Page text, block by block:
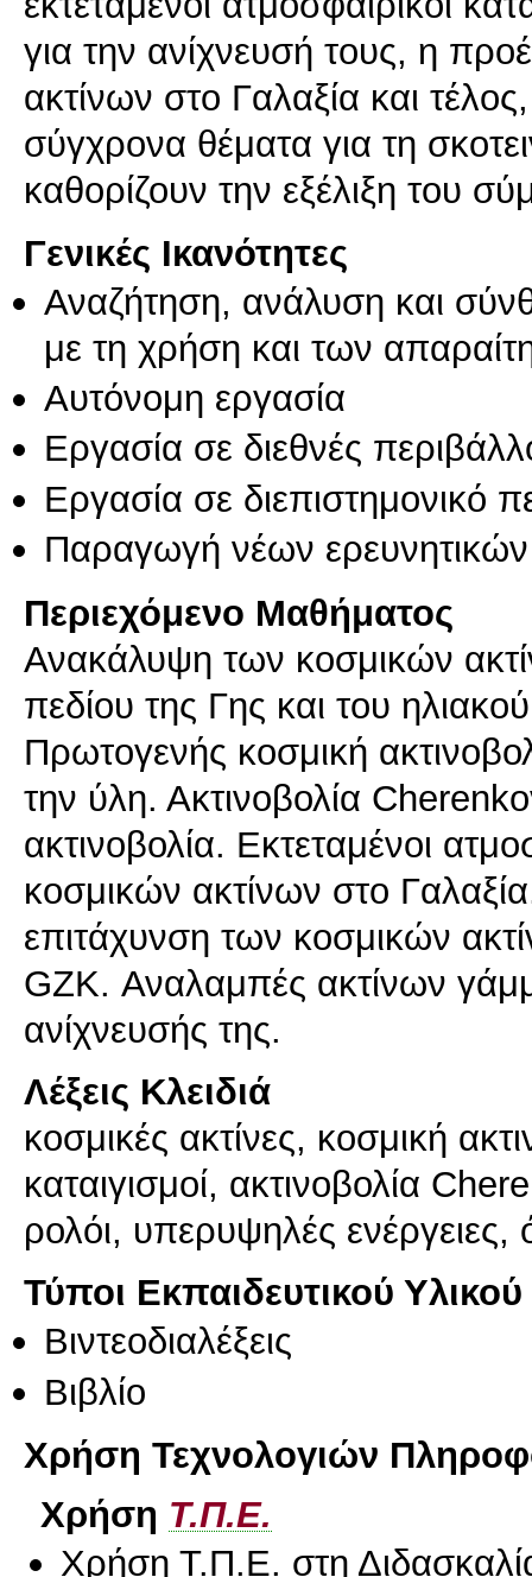
για την ανίχνευσή τους, η
ακτίνων στο Γαλαξία και
σύγχρονα θέματα για τη
καθορίζουν την εξέλιξη του
Γενικές Ικανότητες
Αναζήτηση, ανάλυση και
με τη χρήση και των
Αυτόνομη εργασία
Εργασία σε διεθνές
Εργασία σε διεπιστημονικό
Παραγωγή νέων
Περιεχόμενο Μαθήματος
Ανακάλυψη των κοσμικών
πεδίου της Γης και του
Πρωτογενής κοσμική
την ύλη. Ακτινοβολία
ακτινοβολία. Εκτεταμένοι
κοσμικών ακτίνων στο
επιτάχυνση των κοσμικών
GZK. Αναλαμπές ακτίνων
ανίχνευσής της.
Λέξεις Κλειδιά
κοσμικές ακτίνες, κοσμική
καταιγισμοί, ακτινοβολία
ρολόι, υπερυψηλές ενέργειες,
Τύποι Εκπαιδευτικού Υλικού
Βιντεοδιαλέξεις
Βιβλίο
Χρήση Τεχνολογιών
Χρήση Τ.Π.Ε.
Χρήση Τ.Π.Ε. στη